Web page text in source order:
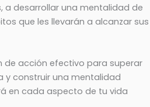
a desarrollar una mentalidad de
que les llevarán a alcanzar sus
de acción efectivo para superar
y construir una mentalidad
en cada aspecto de tu vida